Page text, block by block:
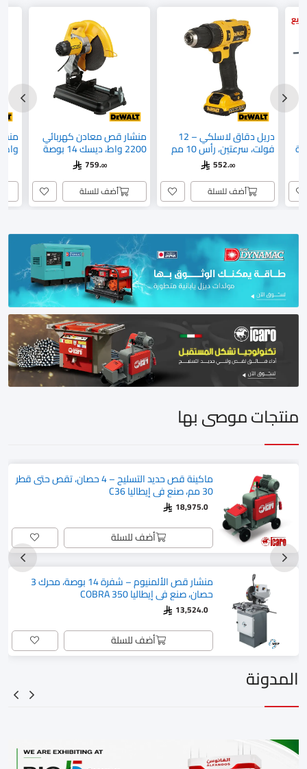
سعة
دريل دقاق لاسلكي – 12
فولت، سرعتين، رأس 10 مم
DCD716CS
552.00
أضف للسلة
منشار قص معادن كهربائي
2200 واط، ديسك 14 بوصة
759.00
أضف للسلة
منتجات موصى بها
ماكينة قص حديد التسليح – 4 حصان، تقص حتى قطر
30 مم، صنع في إيطاليا C36
18,975.0
أضف للسلة
منشار قص الألمنيوم – شفرة 14 بوصة، محرك 3
حصان، صنع في إيطاليا COBRA 350
13,524.0
أضف للسلة
المدونة